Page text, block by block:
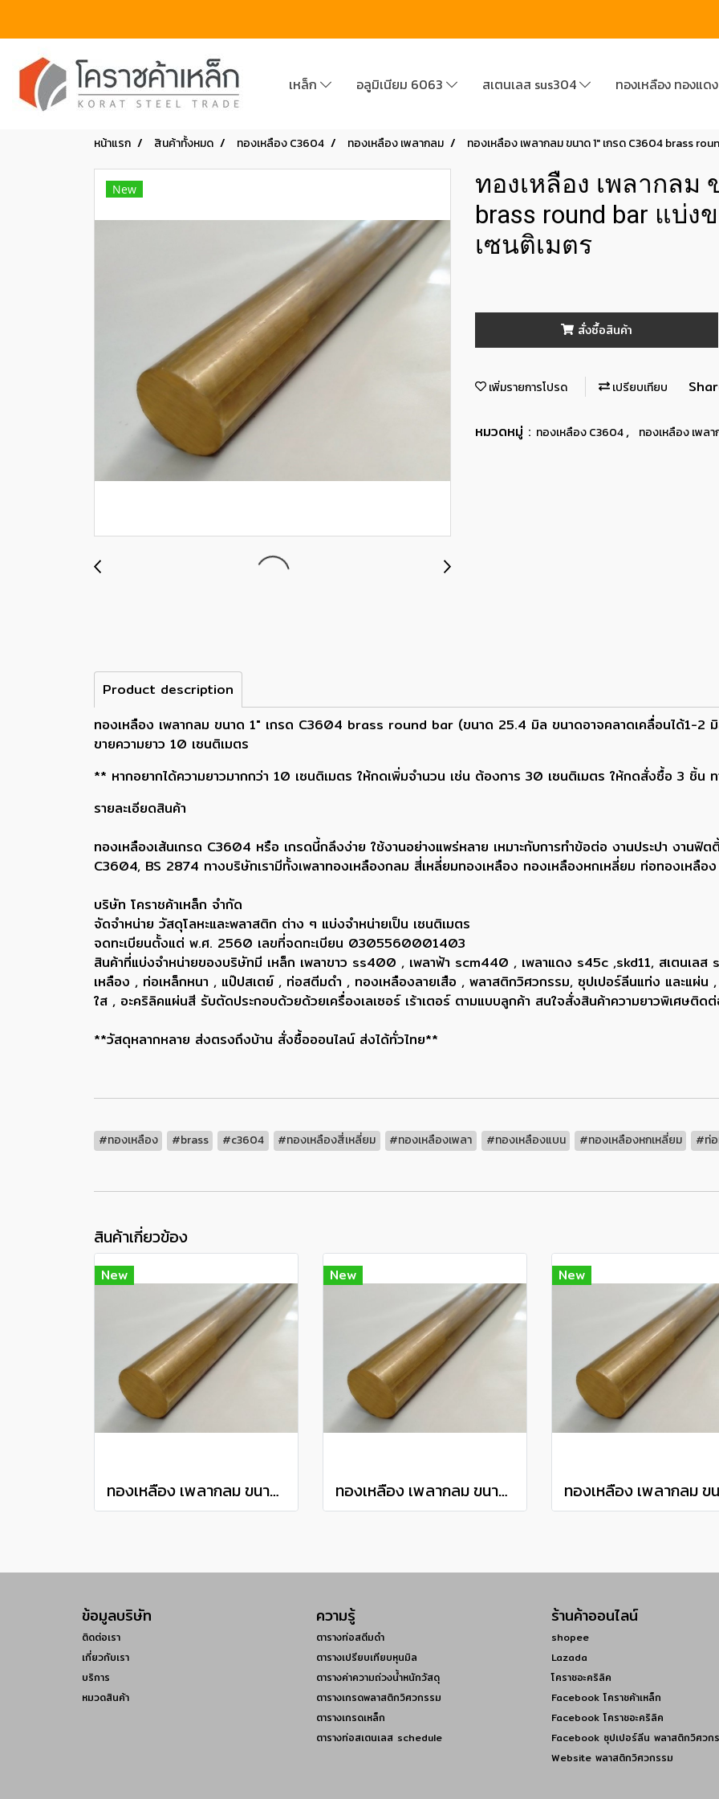
เหล็ก อลูมิเนียม 6063 สเตนเลส sus304 ทองเหลือง ทองแดง
หน้าแรก สินค้าทั้งหมด ทองเหลือง C3604 ทองเหลือง เพลากลม ทองเหลือง เพลากลม ขนาด 1" เกรด C3604 brass
New
ทองเหลือง เพลากลม
brass round bar แบ่ง
เซนติเมตร
สั่งซื้อสินค้า
เพิ่มรายการโปรด เปรียบเทียบ
หมวดหมู่ : ทองเหลือง C3604, ทองเหลือง เพล
Product description
ทองเหลือง เพลากลม ขนาด 1" เกรด C3604 brass round bar (ขนาด 25.4 มิล ขนาดอาจคลาดเคลื่อนได้1-2 มิล
ขายความยาว 10 เซนติเมตร
** หากอยากได้ความยาวมากกว่า 10 เซนติเมตร ให้กดเพิ่มจำนวน เช่น ต้องการ 30 เซนติเมตร ให้กดสั่งซื้อ 3 ชิ้น
รายละเอียดสินค้า
ทองเหลืองเส้นเกรด C3604 หรือ เกรดนี้กลึงง่าย ใช้งานอย่างแพร่หลาย เหมาะกับการทำข้อต่อ งานประปา งานฟิต
C3604, BS 2874 ทางบริษัทเรามีทั้งเพลาทองเหลืองกลม สี่เหลี่ยมทองเหลือง ทองเหลืองหกเหลี่ยม ท่อทองเหลือ
บริษัท โคราชค้าเหล็ก จำกัด
จัดจำหน่าย วัสดุโลหะและพลาสติก ต่าง ๆ แบ่งจำหน่ายเป็น เซนติเมตร
จดทะเบียนตั้งแต่ พ.ศ. 2560 เลขที่จดทะเบียน 0305560001403
สินค้าที่แบ่งจำหน่ายของบริษัทมี เหล็ก เพลาขาว ss400 , เพลาฟ้า scm440 , เพลาแดง s45c ,skd11, สเตนเ
เหลือง , ท่อเหล็กหนา , แป๊ปสเตย์ , ท่อสตีมดำ , ทองเหลืองลายเสือ , พลาสติกวิศวกรรม, ซุปเปอร์ลีนแท่ง และแผ่น
ใส , อะคริลิคแผ่นสี รับตัดประกอบด้วยด้วยเครื่องเลเซอร์ เร้าเตอร์ ตามแบบลูกค้า สนใจสั่งสินค้าความยาวพิเศ
**วัสดุหลากหลาย ส่งตรงถึงบ้าน สั่งซื้อออนไลน์ ส่งได้ทั่วไทย**
#ทองเหลือง #brass #c3604 #ทองเหลืองสี่เหลี่ยม #ทองเหลืองเพลา #ทองเหลืองแบน #ทองเหลืองหกเหลี่ยม #ท่
สินค้าเกี่ยวข้อง
New
ทองเหลือง เพลากลม ขนาด 7/8" เกรด C3604 brass round bar แบ่งขายความยาว 10 เซนติเมตร
New
ทองเหลือง เพลากลม ขนาด 9/16" เกรด C3604 brass round bar แบ่งขายความยาว 10 เซนติเมตร
New
ข้อมูลบริษัท
ติดต่อเรา
เกี่ยวกับเรา
บริการ
หมวดสินค้า
ความรู้
ตารางท่อสตีมดำ
ตารางเปรียบเทียบหุนมิล
ตารางค่าความถ่วงน้ำหนักวัสดุ
ตารางเกรดพลาสติกวิศวกรรม
ตารางเกรดเหล็ก
ตารางท่อสเตนเลส schedule
ร้านค้าออนไลน์
shopee
Lazada
โคราชอะคริลิค
Facebook โคราชค้าเหล็ก
Facebook โคราชอะคริลิค
Facebook ซุปเปอร์ลีน พลาสติกวิศวก
Website พลาสติกวิศวกรรม